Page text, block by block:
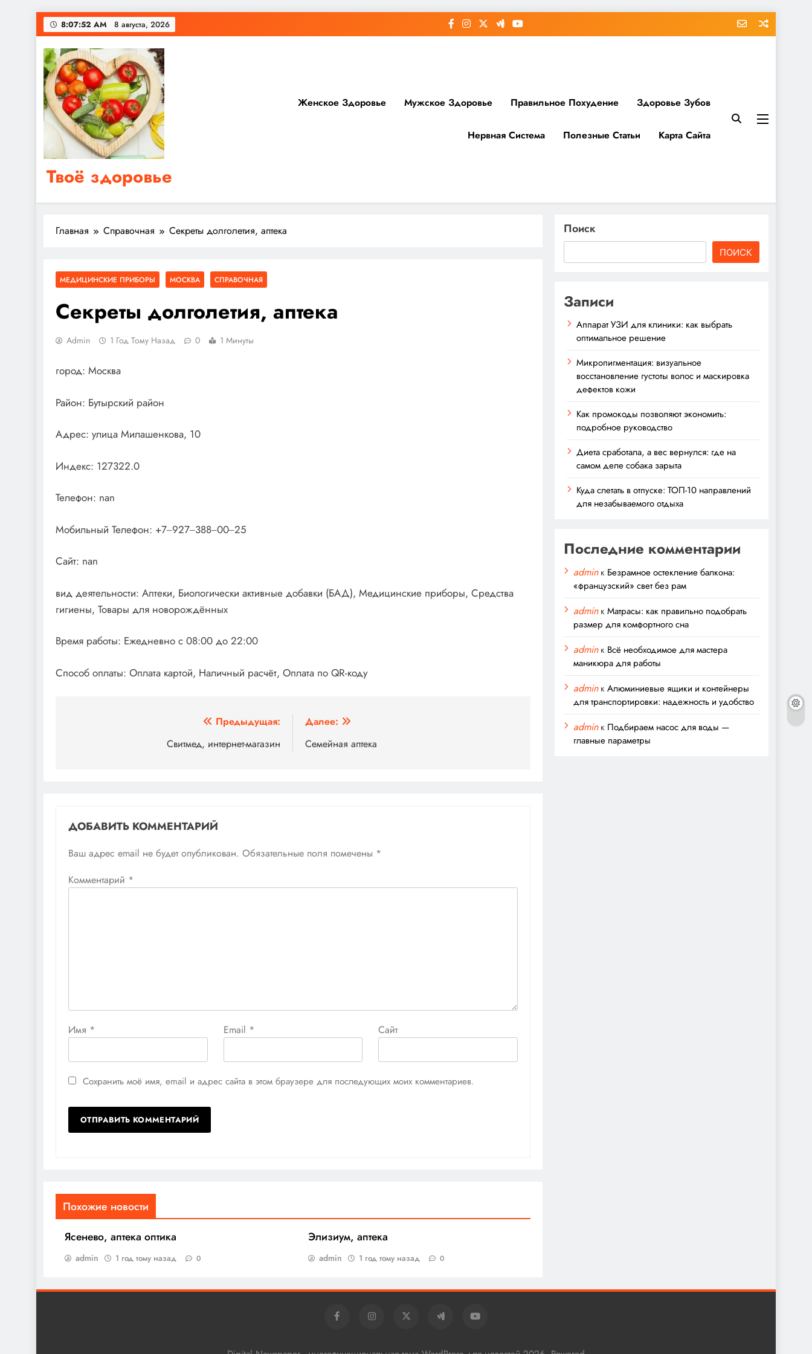
Перейти
к
содержимому
8:07:53 AM 8 августа, 2026
Твоё здоровье
Сайт о правильном питании, женском и мужском здоровье
Женское Здоровье Мужское Здоровье Правильное Похудение Здоровье Зубов
Нервная Система Полезные Статьи Карта Сайта
Главная Справочная Секреты долголетия, аптека
МЕДИЦИНСКИЕ ПРИБОРЫ МОСКВА СПРАВОЧНАЯ
Секреты долголетия, аптека
Admin 1 Год Тому Назад 0 1 Минуты
город: Москва
Район: Бутырский район
Адрес: улица Милашенкова, 10
Индекс: 127322.0
Телефон: nan
Мобильный Телефон: +7‒927‒388‒00‒25
Сайт: nan
вид деятельности: Аптеки, Биологически активные добавки (БАД), Медицинские приборы, Средства
гигиены, Товары для новорождённых
Время работы: Ежедневно с 08:00 до 22:00
Способ оплаты: Оплата картой, Наличный расчёт, Оплата по QR-коду
Предыдущая:
Свитмед, интернет-магазин
Далее:
Семейная аптека
ДОБАВИТЬ КОММЕНТАРИЙ
Ваш адрес email не будет опубликован. Обязательные поля помечены *
Комментарий *
Имя * Email * Сайт
Сохранить моё имя, email и адрес сайта в этом браузере для последующих моих комментариев.
Похожие новости
Ясенево, аптека оптика
admin 1 год тому назад 0
Элизиум, аптека
admin 1 год тому назад 0
Поиск
ПОИСК
Записи
Аппарат УЗИ для клиники: как выбрать
оптимальное решение
Микропигментация: визуальное
восстановление густоты волос и маскировка
дефектов кожи
Как промокоды позволяют экономить:
подробное руководство
Диета сработала, а вес вернулся: где на
самом деле собака зарыта
Куда слетать в отпуске: ТОП-10 направлений
для незабываемого отдыха
Последние комментарии
adminк Безрамное остекление балкона:
«французский» свет без рам
adminкМатрасы: как правильно подобрать
размер для комфортного сна
adminк Всё необходимое для мастера
маникюра для работы
adminкАлюминиевые ящики и контейнеры
для транспортировки: надежность и удобство
adminк Подбираем насос для воды —
главные параметры